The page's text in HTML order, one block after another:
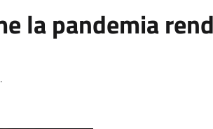
la pandemia